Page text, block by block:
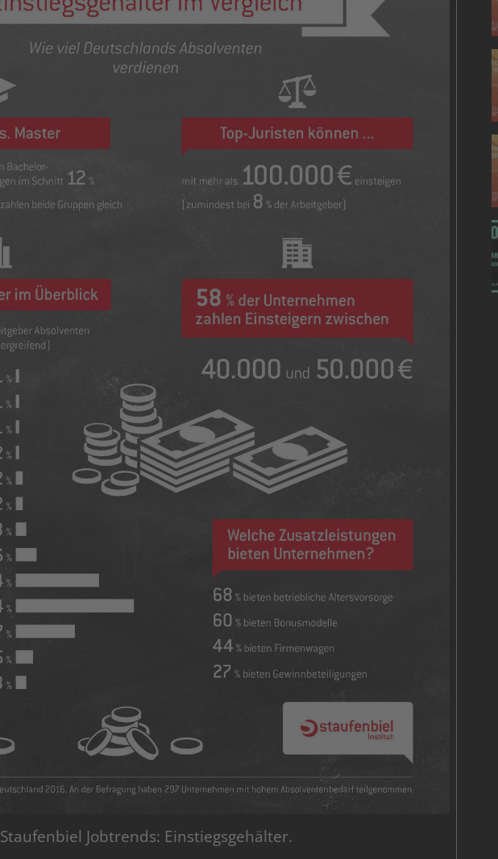
Staufenbiel Jobtrends: Einstiegsgehälter.